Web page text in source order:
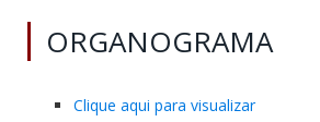
ORGANOGRAMA
Clique aqui para visualizar